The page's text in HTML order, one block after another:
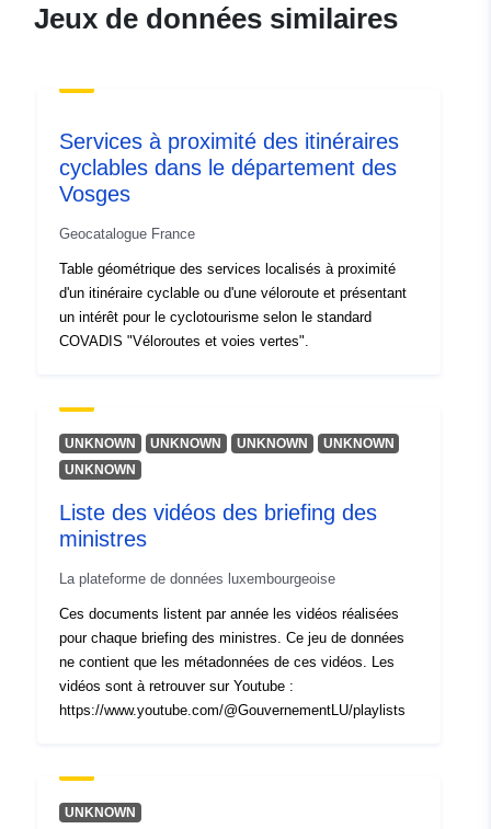
4a9f-406e-983e-
120066022-srv-7ed2e6a6-9038-
4bdf-8b40-fd1c5ecec386
Type:
codelist/SpatialDataServiceType/
Jeux de données similaires
Services à proximité des itinéraires
cyclables dans le département des
Vosges
Geocatalogue France
Table géométrique des services localisés à proximité
d'un itinéraire cyclable ou d'une véloroute et présentant
un intérêt pour le cyclotourisme selon le standard
COVADIS "Véloroutes et voies vertes".
UNKNOWN UNKNOWN UNKNOWN
UNKNOWN
UNKNOWN
Liste des vidéos des briefing des
ministres
La plateforme de données luxembourgeoise
Ces documents listent par année les vidéos réalisées
pour chaque briefing des ministres. Ce jeu de données
ne contient que les métadonnées de ces vidéos. Les
vidéos sont à retrouver sur Youtube :
https://www.youtube.com/@GouvernementLU/playlists
UNKNOWN